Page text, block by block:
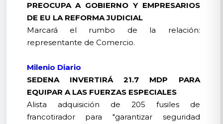
PREOCUPA A GOBIERNO Y EMPRESARIOS
DE EU LA REFORMA JUDICIAL
Marcará el rumbo de la relación:
representante de Comercio.
Milenio Diario
SEDENA INVERTIRÁ 21.7 MDP PARA
EQUIPAR A LAS FUERZAS ESPECIALES
Alista adquisición de 205 fusiles de
francotirador para "garantizar seguridad